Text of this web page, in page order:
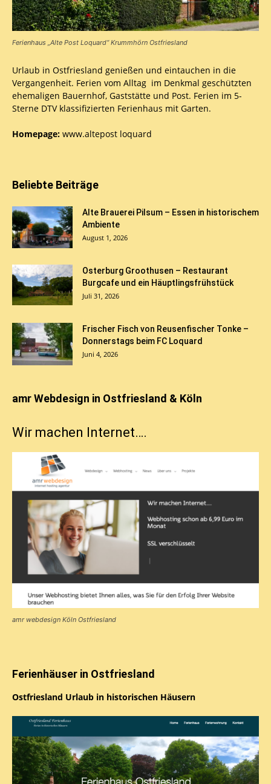
Ferienhaus „Alte Post Loquard“ Krummhörn Ostfriesland
Urlaub in Ostfriesland genießen und eintauchen in die
Vergangenheit. Ferien vom Alltag im Denkmal geschützten
ehemaligen Bauernhof, Gaststätte und Post. Ferien im 5-
Sterne DTV klassifizierten Ferienhaus mit Garten.
Homepage: www.altepost loquard
Beliebte Beiträge
Alte Brauerei Pilsum – Essen in historischem
Ambiente
August 1, 2026
Osterburg Groothusen – Restaurant
Burgcafe und ein Häuptlingsfrühstück
Juli 31, 2026
Frischer Fisch von Reusenfischer Tonke –
Donnerstags beim FC Loquard
Juni 4, 2026
amr Webdesign in Ostfriesland & Köln
Wir machen Internet….
amr webdesign Köln Ostfriesland
Ferienhäuser in Ostfriesland
Ostfriesland Urlaub in historischen Häusern